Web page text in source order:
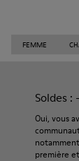
FEMME
Soldes :
Oui, vous
première